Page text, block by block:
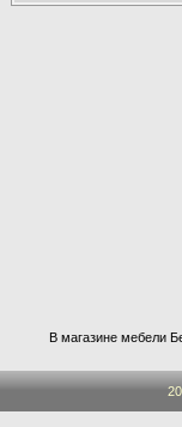
В магазине мебели